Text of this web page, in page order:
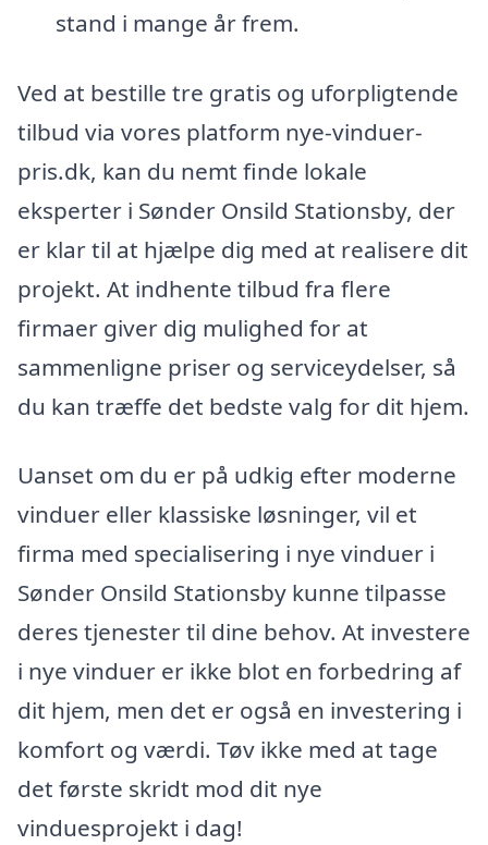
stand i mange år frem.
Ved at bestille tre gratis og uforpligtende
tilbud via vores platform nye-vinduer-
pris.dk, kan du nemt finde lokale
eksperter i Sønder Onsild Stationsby, der
er klar til at hjælpe dig med at realisere dit
projekt. At indhente tilbud fra flere
firmaer giver dig mulighed for at
sammenligne priser og serviceydelser, så
du kan træffe det bedste valg for dit hjem.
Uanset om du er på udkig efter moderne
vinduer eller klassiske løsninger, vil et
firma med specialisering i nye vinduer i
Sønder Onsild Stationsby kunne tilpasse
deres tjenester til dine behov. At investere
i nye vinduer er ikke blot en forbedring af
dit hjem, men det er også en investering i
komfort og værdi. Tøv ikke med at tage
det første skridt mod dit nye
vinduesprojekt i dag!